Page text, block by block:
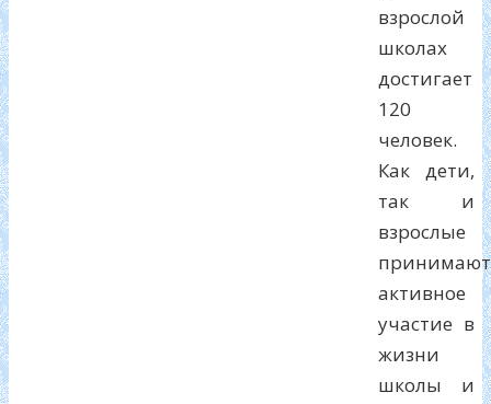
взрослой
школах
достигает
120
человек.
Как дети,
так и
взрослые
принимают
активное
участие в
жизни
школы и